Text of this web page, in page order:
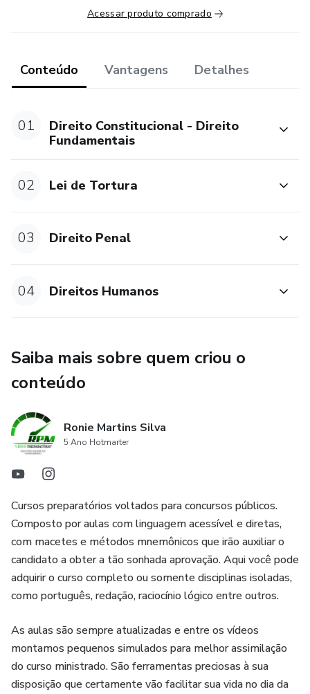
Acessar produto comprado
Conteúdo Vantagens Detalhes
01
Direito Constitucional - Direito
Fundamentais
02 Lei de Tortura
03 Direito Penal
04 Direitos Humanos
Saiba mais sobre quem criou o
conteúdo
Ronie Martins Silva
5 Ano Hotmarter
Cursos preparatórios voltados para concursos públicos.
Composto por aulas com linguagem acessível e diretas,
com macetes e métodos mnemônicos que irão auxiliar o
candidato a obter a tão sonhada aprovação. Aqui você pode
adquirir o curso completo ou somente disciplinas isoladas,
como português, redação, raciocínio lógico entre outros.
As aulas são sempre atualizadas e entre os vídeos
montamos pequenos simulados para melhor assimilação
do curso ministrado. São ferramentas preciosas à sua
disposição que certamente vão facilitar sua vida no dia da